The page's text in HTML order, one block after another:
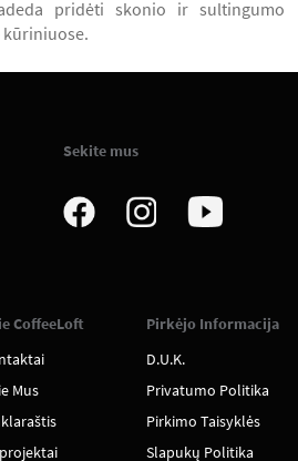
pridėti skonio ir sultingumo
Sekite mus
CoffeeLoft
Mus
projektai
Pirkėjo Informacija
D.U.K.
Privatumo Politika
Pirkimo Taisyklės
Slapukų Politika